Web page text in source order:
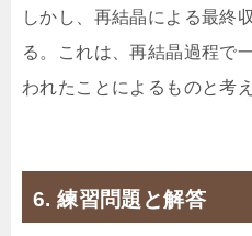
しかし、再結晶による最終
る。これは、再結晶過程で
われたことによるものと考
6. 練習問題と解答